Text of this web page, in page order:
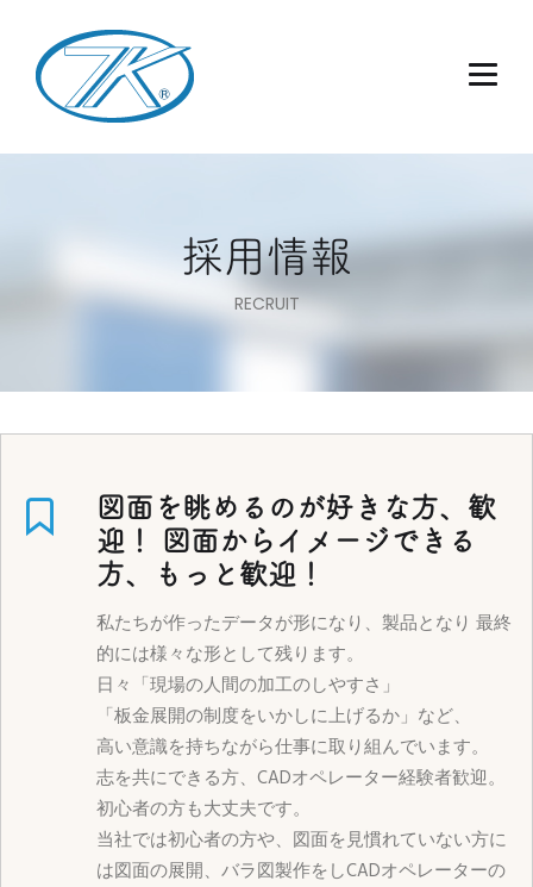
採用情報
RECRUIT
図面を眺めるのが好きな方、歓
迎！ 図面からイメージできる
方、もっと歓迎！
私たちが作ったデータが形になり、製品となり 最終
的には様々な形として残ります。
日々「現場の人間の加工のしやすさ」
「板金展開の制度をいかしに上げるか」など、
高い意識を持ちながら仕事に取り組んでいます。
志を共にできる方、CADオペレーター経験者歓迎。
初心者の方も大丈夫です。
当社では初心者の方や、図面を見慣れていない方に
は図面の展開、バラ図製作をしCADオペレーターの